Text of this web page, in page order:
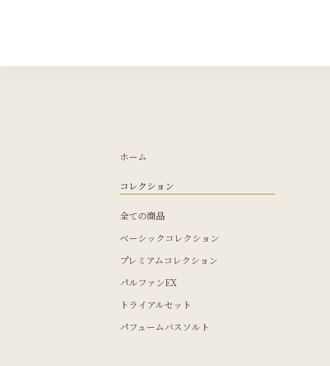
ホーム
コレクション
全ての商品
ベーシックコレクション
プレミアムコレクション
パルファンEX
トライアルセット
パフュームバスソルト